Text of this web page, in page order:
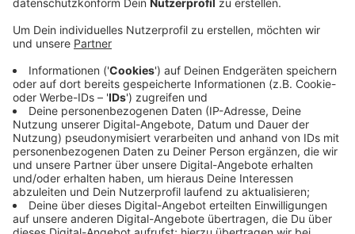
Anzeige
Rechnet man die Zahlen des laufenden Jahres hoch,
kann von einer Verdopplung der Schäden innerhalb von
zwei Jahren ausgegangen werden. Zum Vergleich: Der
Schaden im ersten Halbjahr diesen Jahres ist bereits
fast genauso hoch wie im gesamten Jahr 2020.
Innenminister Herbert Reul hat deshalb im Frühjahr
eine Sonderkommission eingesetzt, denn auch die
Brutalität der Täter würde zunehmen. Oft würden nun